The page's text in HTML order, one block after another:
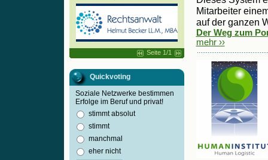
Seite 1/1
Quickvoting
Soziale Netzwerke bestimmen
Erfolge im Beruf und privat!
stimmt absolut
stimmt
manchmal
eher nicht
Mitarbeiter
auf der ganzen
Der Weg zum
mehr ››